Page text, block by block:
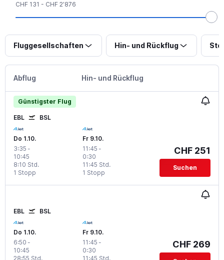
CHF 131 - CHF 2’876
Fluggesellschaften Hin- und Rückflug
Abflug Hin- und Rückflug
Günstigster Flug
EBL BSL
Do 1.10.
3:35 -
10:45
1 Stopp
8:10 Std.
Fr 9.10.
11:45 -
0:30
1 Stopp
11:45 Std.
CHF 251
Suchen
EBL BSL
Do 1.10.
6:50 -
10:45
28:55 Std.
Fr 9.10.
11:45 -
0:30
11:45 Std.
CHF 269